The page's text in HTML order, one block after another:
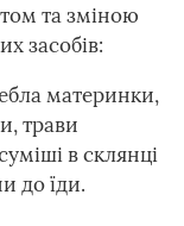
та зміною
засобів:
материнки,
трави
в склянці
до їди.